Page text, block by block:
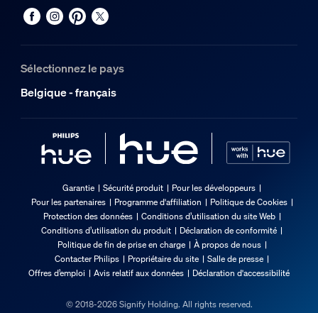
Sélectionnez le pays
Belgique - français
Garantie Sécurité produit
Pour les développeurs
Pour les partenaires
Programme d'affiliation
Politique de Cookies
Protection des données
Conditions d’utilisation du site Web
Conditions d’utilisation du produit
Déclaration de conformité
Politique de fin de prise en charge
À propos de nous
Contacter Philips
Propriétaire du site
Salle de presse
Offres d’emploi
Avis relatif aux données Déclaration d'accessibilité
© 2018-2026 Signify Holding. All rights reserved.